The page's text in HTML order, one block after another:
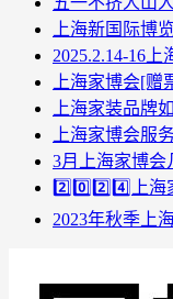
上海新国际博
2025.2.14-16
上海家博会[赠
上海家装品牌
上海家博会服
3月上海家博会
2️⃣0️⃣2️⃣4️⃣上
2023年秋季上